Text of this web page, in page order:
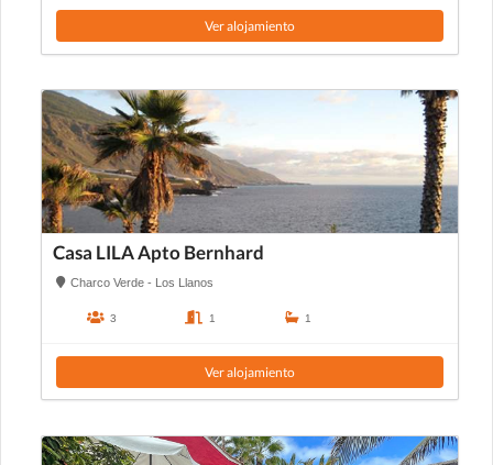
Ver alojamiento
Casa LILA Apto Bernhard
Charco Verde - Los Llanos
3 1 1
Ver alojamiento